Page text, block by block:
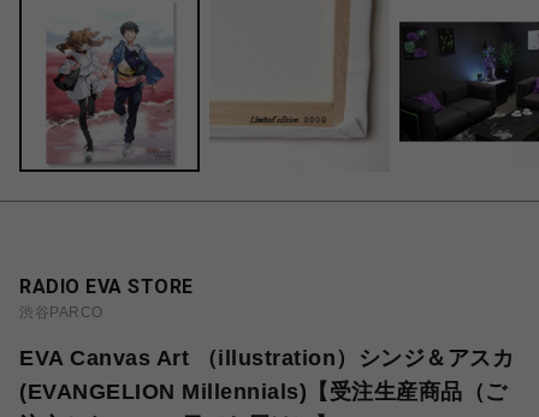
RADIO EVA STORE
渋谷PARCO
EVA Canvas Art （illustration）シンジ＆アスカ
(EVANGELION Millennials)【受注生産商品（ご